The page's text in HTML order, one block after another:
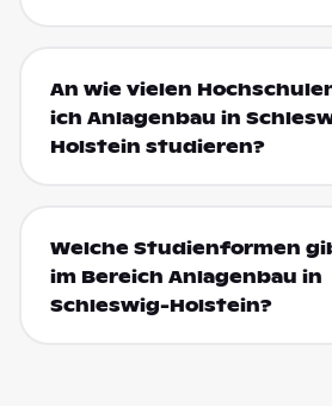
An wie vielen
ich Anlagenbau in
Holstein studieren?
Welche Studienformen
im Bereich Anlagenbau in
Schleswig-Holstein?